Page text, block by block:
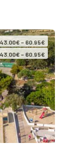
43.00€ – 60.95€
43.00€ – 60.95€